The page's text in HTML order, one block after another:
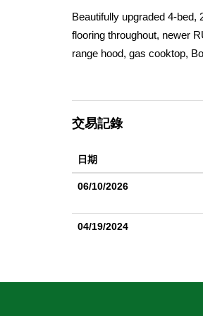
Beautifully upgraded 4-bed,
flooring throughout, newer
range hood, gas cooktop,
faucets, with a fully
backup battery. Ideally
交易記錄
日期
06/10/2026
04/19/2024